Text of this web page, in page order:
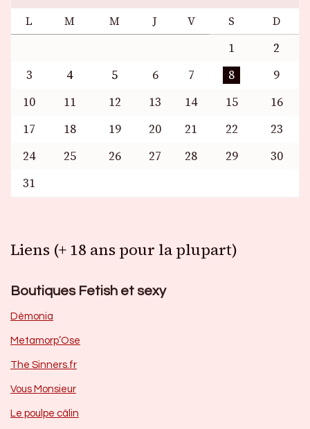
L M M J V S D
1
2
3
4 5 6 7 8
9
10
11 12 13 14 15
16
17
18 19 20 21 22
23
24
25 26 27 28 29
30
31
Liens (+ 18 ans pour la plupart)
Boutiques Fetish et sexy
Dèmonia
Metamorp’Ose
The Sinners.fr
Vous Monsieur
Le poulpe câlin